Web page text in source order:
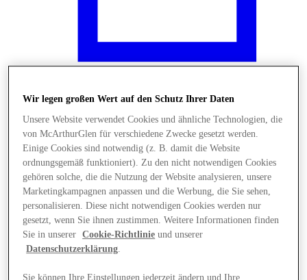
Stores
Wir legen großen Wert auf den Schutz Ihrer Daten
Unsere Website verwendet Cookies und ähnliche Technologien, die
von McArthurGlen für verschiedene Zwecke gesetzt werden.
Einige Cookies sind notwendig (z. B. damit die Website
ordnungsgemäß funktioniert). Zu den nicht notwendigen Cookies
gehören solche, die die Nutzung der Website analysieren, unsere
Marketingkampagnen anpassen und die Werbung, die Sie sehen,
personalisieren. Diese nicht notwendigen Cookies werden nur
gesetzt, wenn Sie ihnen zustimmen. Weitere Informationen finden
Sie in unserer
Cookie-Richtlinie und unserer
Datenschutzerklärung.
Sie können Ihre Einstellungen jederzeit ändern und Ihre